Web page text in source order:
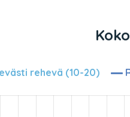
rehevä (10-20)